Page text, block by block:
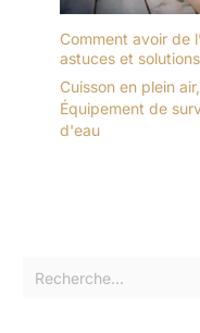
Comment avoir de
astuces et solutions
Cuisson en plein air,
Équipement de
d'eau